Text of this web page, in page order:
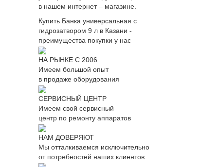
в нашем интернет – магазине.
Купить Банка универсальная с
гидрозатвором 9 л в Казани -
преимущества покупки у нас
НА РЫНКЕ С 2006
Имеем большой опыт
в продаже оборудования
СЕРВИСНЫЙ ЦЕНТР
Имеем свой сервисный
центр по ремонту аппаратов
НАМ ДОВЕРЯЮТ
Мы отталкиваемся исключительно
от потребностей наших клиентов